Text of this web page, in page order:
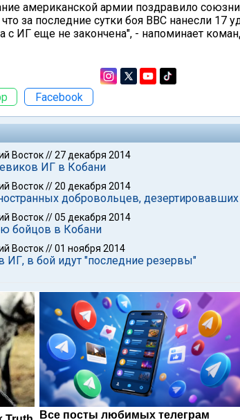
американской армии поздравило
что за последние сутки боя ВВС нанесли 17
с ИГ еще не закончена", - напоминает
Facebook
Восток//27 декабря 2014
ИГ в Кобани
Восток//20 декабря 2014
добровольцев, дезертировавших
Восток//05 декабря 2014
бойцов в Кобани
Восток//01 ноября 2014
ИГ, в бой идут "последние резервы"
Все посты любимых телеграм